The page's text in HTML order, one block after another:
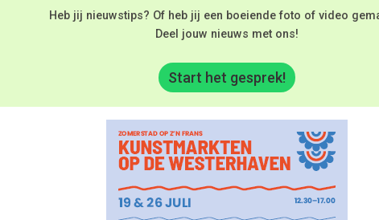
Heb jij nieuwstips? Of heb jij een boeiende foto of video
Deel jouw nieuws met ons!
Start het gesprek!